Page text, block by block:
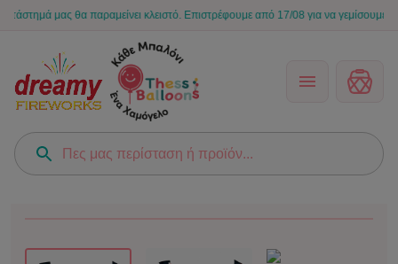
μας θα παραμείνει κλειστό. Επιστρέφουμε από 17/08 για να γεμίσουμε ξανά